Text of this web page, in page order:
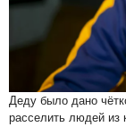
Деду было дано
расселить людей из